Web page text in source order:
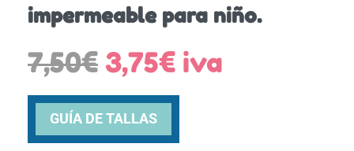
impermeable para niño.
7,50€ El
precio
original
era:
7,50€.
3,75€El
precio
actual
iva
GUÍA DE TALLAS